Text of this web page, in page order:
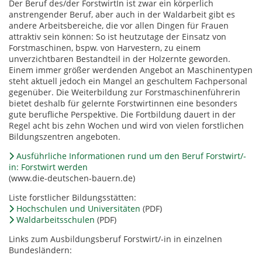
Der Beruf des/der ForstwirtIn ist zwar ein körperlich
anstrengender Beruf, aber auch in der Waldarbeit gibt es
andere Arbeitsbereiche, die vor allen Dingen für Frauen
attraktiv sein können: So ist heutzutage der Einsatz von
Forstmaschinen, bspw. von Harvestern, zu einem
unverzichtbaren Bestandteil in der Holzernte geworden.
Einem immer größer werdenden Angebot an Maschinentypen
steht aktuell jedoch ein Mangel an geschultem Fachpersonal
gegenüber. Die Weiterbildung zur Forstmaschinenführerin
bietet deshalb für gelernte Forstwirtinnen eine besonders
gute berufliche Perspektive. Die Fortbildung dauert in der
Regel acht bis zehn Wochen und wird von vielen forstlichen
Bildungszentren angeboten.
Ausführliche Informationen rund um den Beruf Forstwirt/-
in: Forstwirt werden
(www.die-deutschen-bauern.de)
Liste forstlicher Bildungsstätten:
Hochschulen und Universitäten (PDF)
Waldarbeitsschulen (PDF)
Links zum Ausbildungsberuf Forstwirt/-in in einzelnen
Bundesländern: